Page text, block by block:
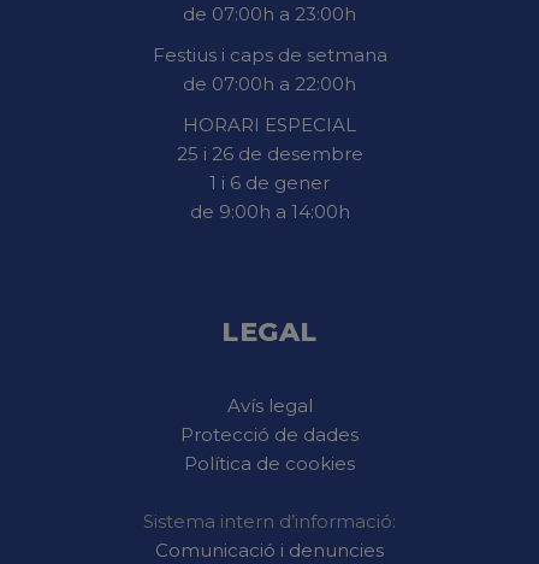
de 07:00h a 23:00h
Festius i caps de setmana
de 07:00h a 22:00h
HORARI ESPECIAL
25 i 26 de desembre
1 i 6 de gener
de 9:00h a 14:00h
LEGAL
Avís legal
Protecció de dades
Política de cookies
Sistema intern d’informació:
Comunicació i denuncies